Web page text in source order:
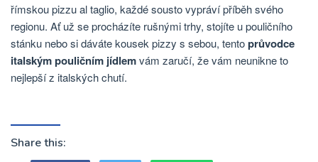
římskou pizzu al taglio, každé sousto vypráví příběh svého
regionu. Ať už se procházíte rušnými trhy, stojíte u pouličního
stánku nebo si dáváte kousek pizzy s sebou, tentoprůvodce
italským pouličním jídlemvám zaručí, že vám neunikne to
nejlepší z italských chutí.
Share this: